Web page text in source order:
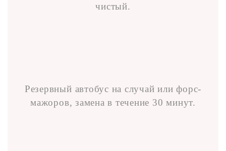
чистый.
Резервный автобус на случай или форс-
мажоров, замена в течение 30 минут.